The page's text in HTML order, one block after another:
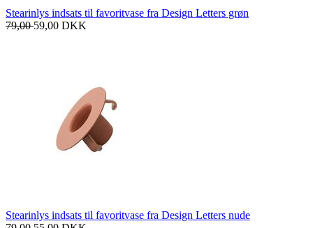
Stearinlys indsats til favoritvase fra Design Letters grøn
79,0059,00 DKK
Stearinlys indsats til favoritvase fra Design Letters nude